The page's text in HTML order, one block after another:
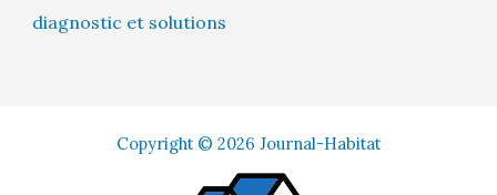
diagnostic et solutions
Copyright © 2026 Journal-Habitat